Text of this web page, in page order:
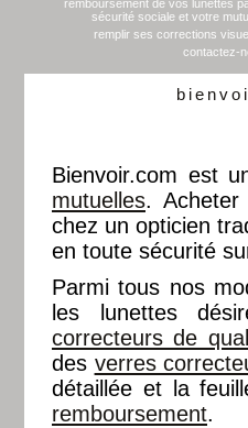
remboursement de vos lunettes
sécurité sociale et votre
remplir ses corrections
contactez-
Bienvoir.com est
mutuelles.
chez un opticien
en toute sécurité
Parmi tous nos
les lunettes
correcteurs de
des verres
détaillée et la
remboursement.